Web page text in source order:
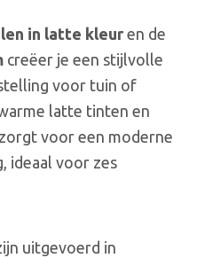
in latte kleur en de
creëer je een stijlvolle
voor tuin of
latte tinten en
voor een moderne
ideaal voor zes
uitgevoerd in